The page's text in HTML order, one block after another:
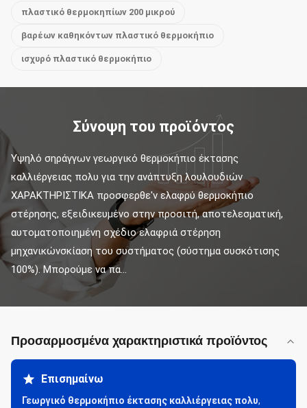
πλαστικό θερμοκηπίων 200 μικρού
βαρέων καθηκόντων πλαστικό θερμοκήπιο
ισχυρό πλαστικό θερμοκήπιο
Σύνοψη του προϊόντος
Υψηλό σηράγγων γεωργικό θερμοκήπιο έκτασης
καλλιέργειας πολυ για την ανάπτυξη λουλουδιών
ΧΑΡΑΚΤΗΡΙΣΤΙΚΑ προσφερθε'ν ελαφρύ θερμοκήπιο
στέρησης, εξειδικευμένο στην προσιτή, αποτελεσματική,
αυτοματοποιημένη σχέδιο ελαφριά στέρηση
μηχανικώνσκίαση του συστήματος (σύστημα συσκότισης
100%). Μπορούμε να πα...
Προσαρμοσμένα χαρακτηριστικά προϊόντος
Επισημαίνω
Γεωργικό θερμοκήπιο έκτασης καλλιέργειας πολυ,